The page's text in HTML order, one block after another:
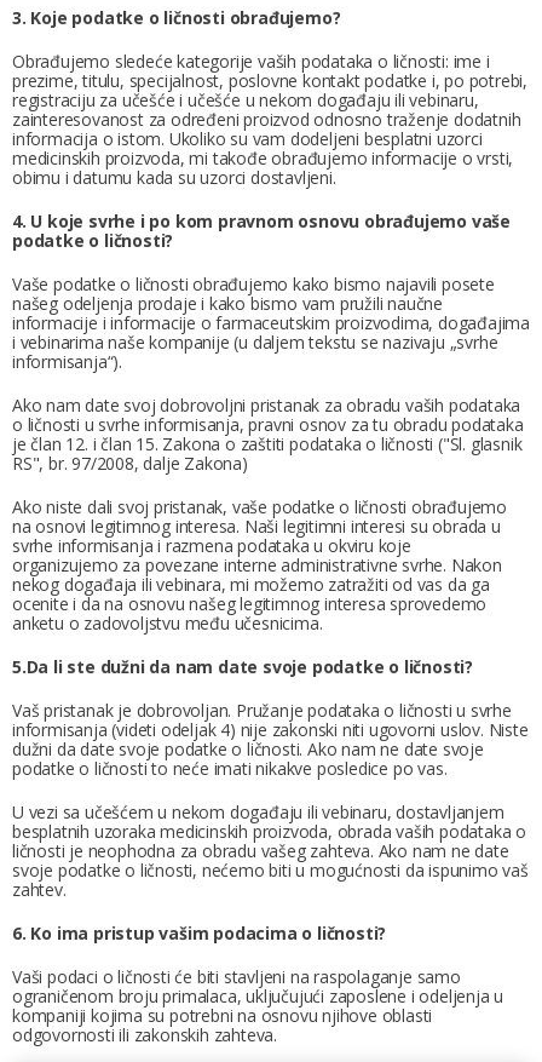
3. Koje podatke o ličnosti obrađujemo?
Obrađujemo sledeće kategorije vaših podataka o ličnosti: ime i
prezime, titulu, specijalnost, poslovne kontakt podatke i, po potrebi,
registraciju za učešće i učešće u nekom događaju ili vebinaru,
zainteresovanost za određeni proizvod odnosno traženje dodatnih
informacija o istom. Ukoliko su vam dodeljeni besplatni uzorci
medicinskih proizvoda, mi takođe obrađujemo informacije o vrsti,
obimu i datumu kada su uzorci dostavljeni.
4. U koje svrhe i po kom pravnom osnovu obrađujemo vaše
podatke o ličnosti?
Vaše podatke o ličnosti obrađujemo kako bismo najavili posete
našeg odeljenja prodaje i kako bismo vam pružili naučne
informacije i informacije o farmaceutskim proizvodima, događajima
i vebinarima naše kompanije (u daljem tekstu se nazivaju „svrhe
informisanja“).
Ako nam date svoj dobrovoljni pristanak za obradu vaših podataka
o ličnosti u svrhe informisanja, pravni osnov za tu obradu podataka
je član 12. i član 15. Zakona o zaštiti podataka o ličnosti ("Sl. glasnik
RS", br. 97/2008, dalje Zakona)
Ako niste dali svoj pristanak, vaše podatke o ličnosti obrađujemo
na osnovi legitimnog interesa. Naši legitimni interesi su obrada u
svrhe informisanja i razmena podataka u okviru koje
organizujemo za povezane interne administrativne svrhe. Nakon
nekog događaja ili vebinara, mi možemo zatražiti od vas da ga
ocenite i da na osnovu našeg legitimnog interesa sprovedemo
anketu o zadovoljstvu među učesnicima.
5.Da li ste dužni da nam date svoje podatke o ličnosti?
Vaš pristanak je dobrovoljan. Pružanje podataka o ličnosti u svrhe
informisanja (videti odeljak 4) nije zakonski niti ugovorni uslov. Niste
dužni da date svoje podatke o ličnosti. Ako nam ne date svoje
podatke o ličnosti to neće imati nikakve posledice po vas.
U vezi sa učešćem u nekom događaju ili vebinaru, dostavljanjem
besplatnih uzoraka medicinskih proizvoda, obrada vaših podataka o
ličnosti je neophodna za obradu vašeg zahteva. Ako nam ne date
svoje podatke o ličnosti, nećemo biti u mogućnosti da ispunimo vaš
zahtev.
6. Ko ima pristup vašim podacima o ličnosti?
Vaši podaci o ličnosti će biti stavljeni na raspolaganje samo
ograničenom broju primalaca, uključujući zaposlene i odeljenja u
kompaniji kojima su potrebni na osnovu njihove oblasti
odgovornosti ili zakonskih zahteva.